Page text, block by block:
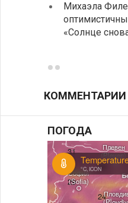
Михаэла
«Солнце
КОММЕНТАРИИ
ПОГОДА